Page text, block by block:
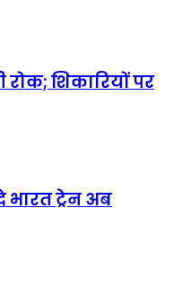
रोक; शिकारियों पर
भारत ट्रेन अब